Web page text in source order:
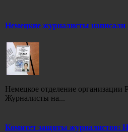
Немецкие журналисты написали
Немецкое отделение организации
Журналисты на...
Комитет защиты журналистов: